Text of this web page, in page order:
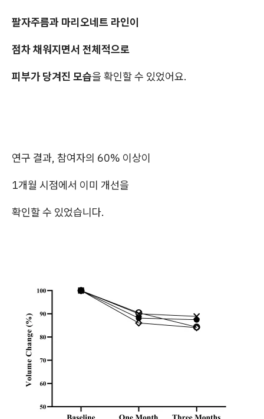
팔자주름과 마리오네트 라인이
점차 채워지면서 전체적으로
피부가 당겨진 모습을 확인할 수 있었어요.
연구 결과, 참여자의 60% 이상이
1개월 시점에서 이미 개선을
확인할 수 있었습니다.